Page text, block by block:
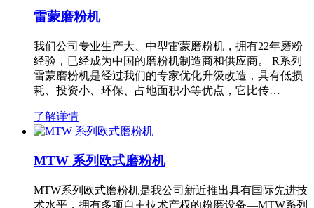
雷蒙磨粉机
我们公司专业生产大、中型雷蒙磨粉机，拥有22年磨粉
经验，已经成为中国的磨粉机制造商和供应商。 R系列
雷蒙磨粉机是经过我们的专家优化升级改造，具有低损
耗、投资小、环保、占地面积小等优点，它比传…
了解详情
MTW 系列欧式磨粉机
MTW系列欧式磨粉机是我公司新近推出具有国际先进技
术水平，拥有多项自主技术产权的粉磨设备—MTW系列